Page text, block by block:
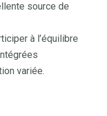
source de
à l’équilibre
variée.